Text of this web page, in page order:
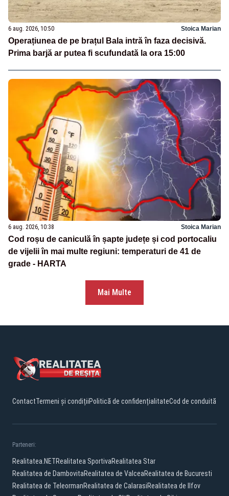
6 aug. 2026, 10:50 Stoica Marian
Operațiunea de pe brațul Bala intră în faza decisivă.
Prima barjă ar putea fi scufundată la ora 15:00
6 aug. 2026, 10:38 Stoica Marian
Cod roșu de caniculă în șapte județe și cod portocaliu
de vijelii în mai multe regiuni: temperaturi de 41 de
grade - HARTA
Mai Multe
ContactTermeni și condițiiPolitică de confidențialitateCod de conduită
Parteneri:
Realitatea.NETRealitatea SportivaRealitatea Star
Realitatea de DambovitaRealitatea de ValceaRealitatea de Bucuresti
Realitatea de TeleormanRealitatea de CalarasiRealitatea de Ilfov